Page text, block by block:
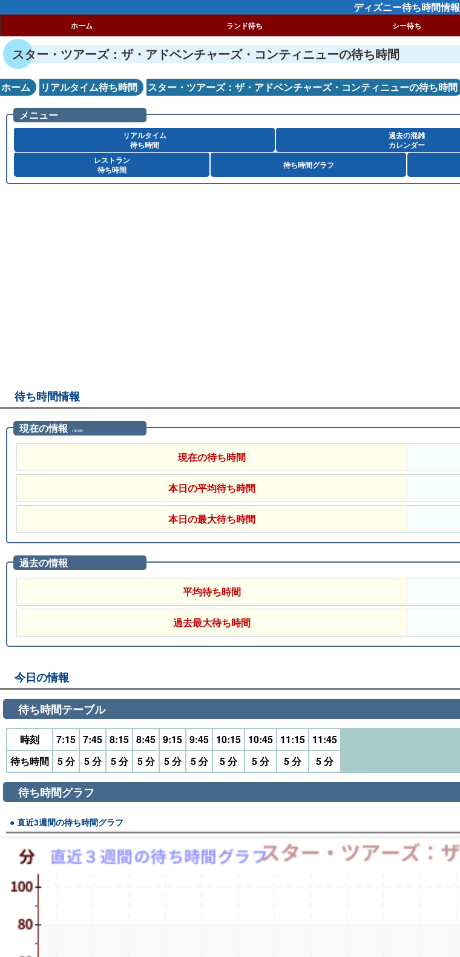
ディズニー待ち時間情報
ホーム ランド待ち シー待ち
スター・ツアーズ：ザ・アドベンチャーズ・コンティニューの待ち時間
ホーム リアルタイム待ち時間
スター・ツアーズ：ザ・アドベンチャーズ・コンティニューの待ち時間
メニュー
リアルタイム
待ち時間
過去の混雑
カレンダー
レストラン
待ち時間
待ち時間グラフ
待ち時間情報
現在の情報 （12:00）
現在の待ち時間
本日の平均待ち時間
本日の最大待ち時間
過去の情報
平均待ち時間
過去最大待ち時間
今日の情報
待ち時間テーブル
時刻 7:15 7:45 8:15 8:45 9:15 9:45 10:15 10:45 11:15 11:45
待ち時間
5 分 5 分 5 分 5 分 5 分 5 分 5 分 5 分 5 分 5 分
待ち時間グラフ
直近3週間の待ち時間グラフ